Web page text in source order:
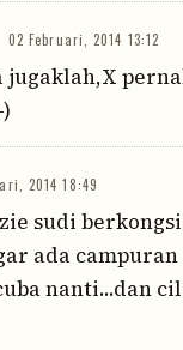
02 Februari, 2014 13:12
jugaklah,X
2014 18:49
sudi
ada
nanti...dan